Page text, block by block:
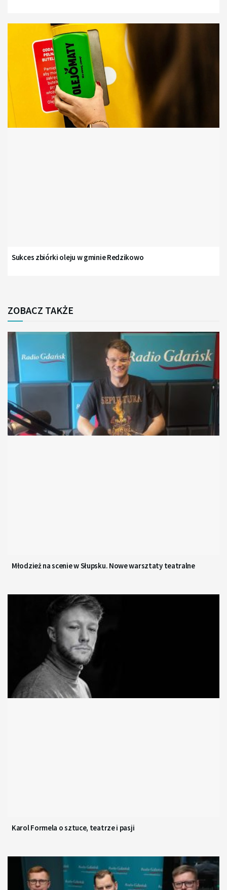
Sukces zbiórki oleju w gminie Redzikowo
ZOBACZ TAKŻE
Młodzież na scenie w Słupsku. Nowe warsztaty teatralne
Karol Formela o sztuce, teatrze i pasji